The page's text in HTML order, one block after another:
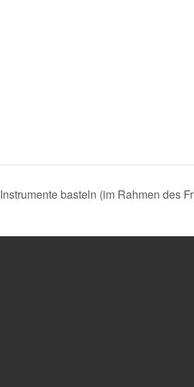
Instrumente basteln (im Rahmen des